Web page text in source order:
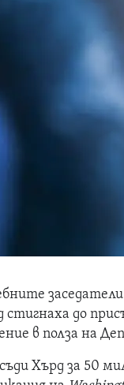
стигнаха до
в полза на
Хърд за 50